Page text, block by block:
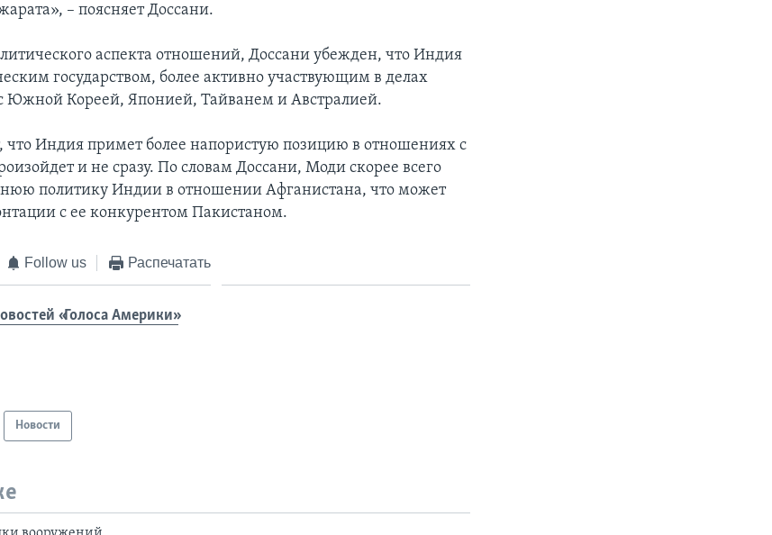
– поясняет Доссани.
аспекта отношений, Доссани убежден, что Индия
государством, более активно участвующим в делах
Южной Кореей, Японией, Тайванем и Австралией.
что Индия примет более напористую позицию в отношениях с
и не сразу. По словам Доссани, Моди скорее всего
политику Индии в отношении Афганистана, что может
с ее конкурентом Пакистаном.
Follow us Распечатать
«Голоса Америки»
Новости